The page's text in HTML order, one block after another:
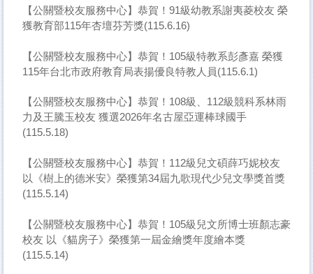
【公關暨校友服務中心】恭賀！91級幼教系謝夷菱校友 榮
獲教育部115年杏壇芬芳獎(115.6.16)
【公關暨校友服務中心】恭賀！105級特教系彭彥嘉 榮獲
115年台北市政府教育局表揚優良特教人員(115.6.1)
【公關暨校友服務中心】恭賀！108級、112級競科系林雨
力及王騰玉校友 獲選2026年名古屋亞運棒球國手
(115.5.18)
【公關暨校友服務中心】恭賀！112級兒文碩薛巧妮校友
以《樹上的德米安》榮獲第34屆九歌現代少兒文學獎首獎
(115.5.14)
【公關暨校友服務中心】恭賀！105級兒文所博士班顏志豪
校友 以《貓房子》榮獲第一屆金繪獎年度繪本獎
(115.5.14)